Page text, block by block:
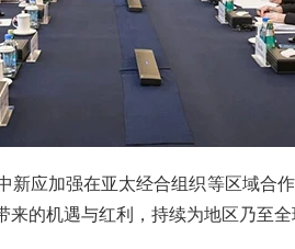
新应加强在亚太经合组织等区域合
的机遇与红利，持续为地区乃至全